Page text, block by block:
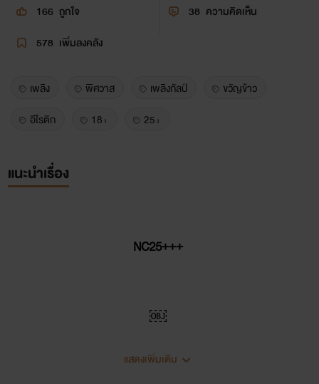
166 ถูกใจ 38 ความคิดเห็น
578 เพิ่มลงคลัง
เพลิง พิศวาส เพลิงกัลป์
ขวัญข้าว
อีโรติก
18+ 25+
แนะนำเรื่อง
NC25+++
￼
แสดงเพิ่มเติม